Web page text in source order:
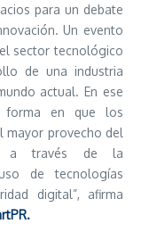
para un debate
Un evento
sector tecnológico
de una industria
actual. En ese
forma en que los
mayor provecho del
a través de la
de tecnologías
digital”, afirma